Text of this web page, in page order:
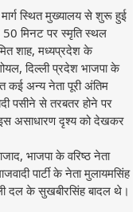
स्थित मुख्यालय से शुरू हुई
मिनट पर स्मृति स्थल
शाह, मध्यप्रदेश के
दिल्ली प्रदेश भाजपा के
कई अन्य नेता पूरी अंतिम
पसीने से तरबतर होने पर
असाधारण दृश्य को देखकर
भाजपा के वरिष्ठ नेता
पार्टी के नेता मुलायमसिंह
दल के सुखबीरसिंह बादल थे।